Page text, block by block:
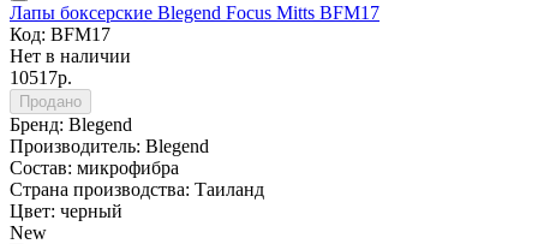
Лапы боксерские Blegend Focus Mitts BFM17
Код: BFM17
Нет в наличии
10517р.
Продано
Бренд: Blegend
Производитель: Blegend
Состав: микрофибра
Страна производства: Таиланд
Цвет: черный
New